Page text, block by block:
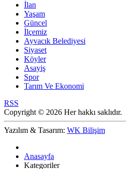
İlan
Yaşam
Güncel
İlçemiz
Ayvacık Belediyesi
Siyaset
Köyler
Asayiş
Spor
Tarım Ve Ekonomi
RSS
Copyright © 2026 Her hakkı saklıdır.
Yazılım & Tasarım: WK Bilişim
Anasayfa
Kategoriler